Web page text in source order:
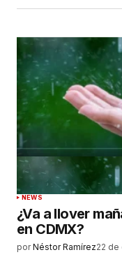
NEWS
¿Va a llover
en CDMX?
por Néstor Ramírez22 de